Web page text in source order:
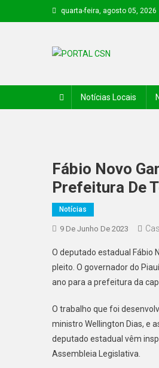
quarta-feira, agosto 05, 2026
Notícias Locais
Fábio Novo
Prefeitura De
Notícias
9 De Junho De 2023
O deputado estadual Fábio
pleito. O governador do
ano para a prefeitura da
O trabalho que foi
ministro Wellington Dias, e
deputado estadual vêm
Assembleia Legislativa.